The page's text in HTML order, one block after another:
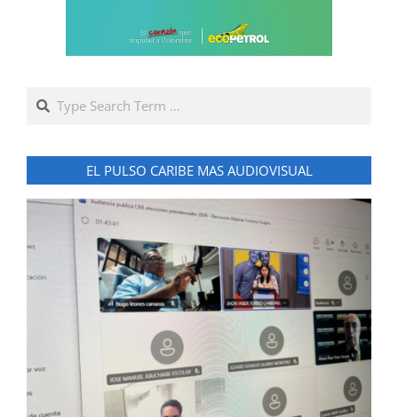
Search
EL PULSO CARIBE MAS AUDIOVISUAL